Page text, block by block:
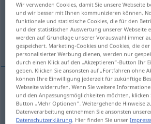
Übersicht aller Übersetzungen
(Für mehr Details die Übersetzung anklicken/
ständig, fast
ständig,fast ständig
Wir verwenden Cookies, damit Sie unsere Webseite
und wir besser mit Ihnen kommunizieren können.
funktionale und statistische Cookies, die für den
und der statistischen Auswertung unserer Webseite
werden auf Grundlage unserer Vorauswahl immer
gespeichert. Marketing-Cookies und Cookies, die
personalisierter Werbung dienen, werden nur
durch einen Klick auf den „Akzeptieren“-Button Ihr
geben. Klicken Sie ansonsten auf „Fortfahren ohne
können Ihre Einwilligung jederzeit für zukünftige
Webseite widerrufen. Wenn Sie weitere
und den Anpassungsmöglichkeiten möchten, klicken
Button „Mehr Optionen“. Weitergehende Hinweise
Datenverarbeitung entnehmen Sie ansonsten
Datenschutzerklärung. Hier finden Sie unser